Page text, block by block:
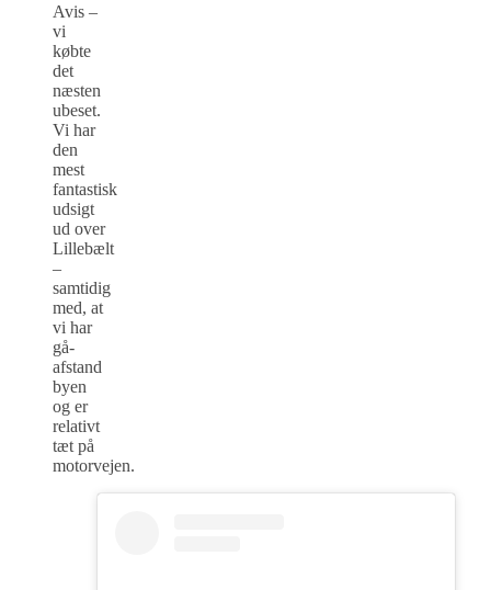
Avis –
vi
købte
det
næsten
ubeset.
Vi har
den
mest
fantastisk
udsigt
ud over
Lillebælt
–
samtidig
med, at
vi har
gå-
afstand
byen
og er
relativt
tæt på
motorvejen.